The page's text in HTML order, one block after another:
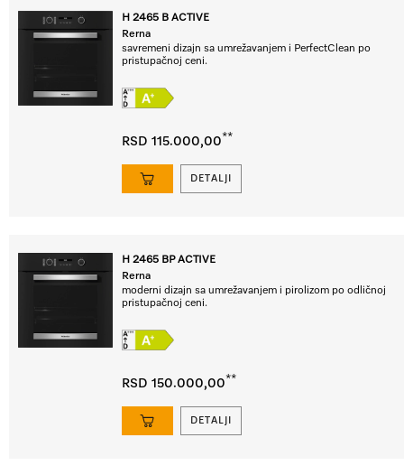
H 2465 B ACTIVE
Rerna
savremeni dizajn sa umrežavanjem i PerfectClean po
pristupačnoj ceni.
RSD 115.000,00**
DETALJI
H 2465 BP ACTIVE
Rerna
moderni dizajn sa umrežavanjem i pirolizom po odličnoj
pristupačnoj ceni.
RSD 150.000,00**
DETALJI